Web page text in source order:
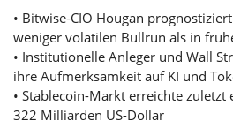
• Bitwise-CIO Hougan
weniger volatilen Bullrun als in
• Institutionelle Anleger und Wall
ihre Aufmerksamkeit auf KI und
• Stablecoin-Markt erreichte zuletzt
322 Milliarden US-Dollar